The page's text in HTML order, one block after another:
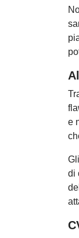
e
di